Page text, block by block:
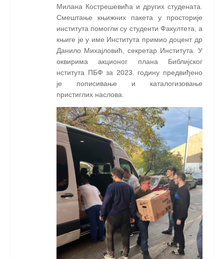
Милана Кострешевића и других студената.
Смештање књижних пакета у просторије
института помогли су студенти Факултета, а
књиге је у име Института примио доцент др
Данило Михајловић, секретар Института. У
оквирима акционог плана Библијског
нститута ПБФ за 2023. годину предвиђено
је пописивање и каталогизовање
пристиглих наслова.